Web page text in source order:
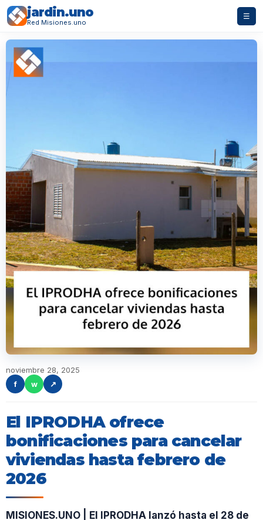
jardin.uno
Red Misiones.uno
☰
noviembre 28, 2025
f
w ↗
El IPRODHA ofrece
bonificaciones para cancelar
viviendas hasta febrero de
2026
MISIONES.UNO | El IPRODHA lanzó hasta el 28 de